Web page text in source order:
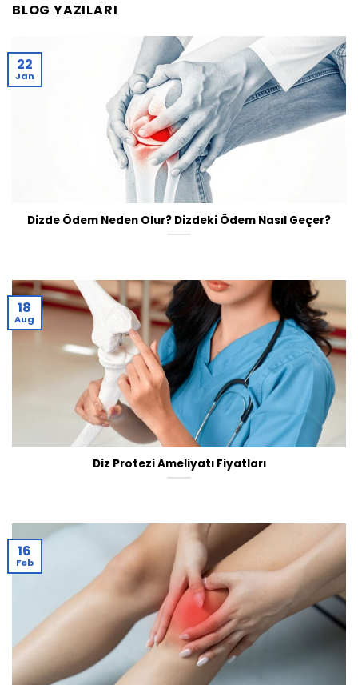
BLOG YAZILARI
Dizde Ödem Neden Olur? Dizdeki Ödem Nasıl Geçer?
22
Jan
Diz Protezi Ameliyatı Fiyatları
18
Aug
16
Feb